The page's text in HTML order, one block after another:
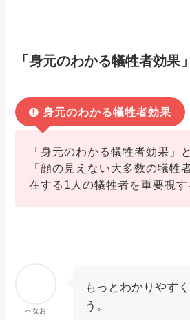
「身元のわかる犠牲者効果
身元のわかる犠牲者効果
「身元のわかる犠牲者効果」
「顔の見えない大多数の犠牲
在する1人の犠牲者を重要視す
へなお
もっとわかりやす
う。